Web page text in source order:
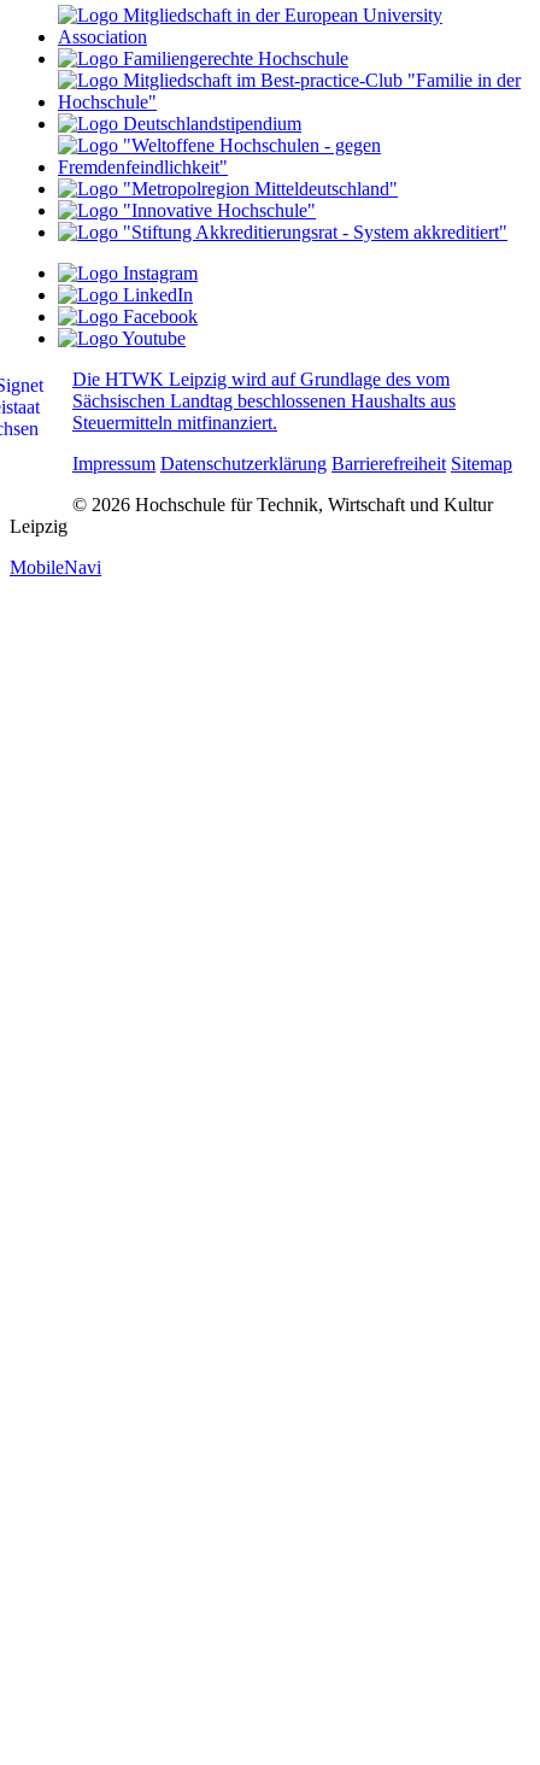
Die HTWK Leipzig wird auf Grundlage des vom
Sächsischen Landtag beschlossenen Haushalts aus
Steuermitteln mitfinanziert.
Impressum Datenschutzerklärung Barrierefreiheit Sitemap
© 2026 Hochschule für Technik, Wirtschaft und Kultur
Leipzig
MobileNavi